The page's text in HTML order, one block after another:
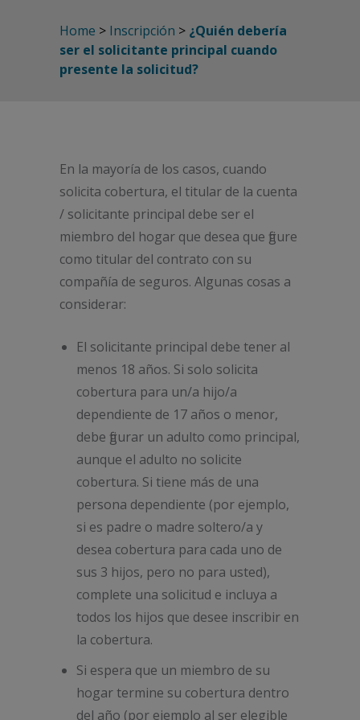
Home > Inscripción > ¿Quién debería
ser el solicitante principal cuando
presente la solicitud?
En la mayoría de los casos, cuando
solicita cobertura, el titular de la cuenta
/ solicitante principal debe ser el
miembro del hogar que desea que figure
como titular del contrato con su
compañía de seguros. Algunas cosas a
considerar:
El solicitante principal debe tener al
menos 18 años. Si solo solicita
cobertura para un/a hijo/a
dependiente de 17 años o menor,
debe figurar un adulto como principal,
aunque el adulto no solicite
cobertura. Si tiene más de una
persona dependiente (por ejemplo,
si es padre o madre soltero/a y
desea cobertura para cada uno de
sus 3 hijos, pero no para usted),
complete una solicitud e incluya a
todos los hijos que desee inscribir en
la cobertura.
Si espera que un miembro de su
hogar termine su cobertura dentro
del año (por ejemplo al ser elegible